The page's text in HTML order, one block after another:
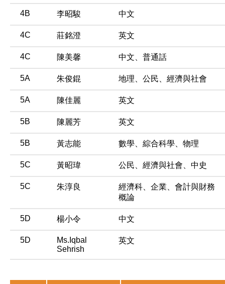
4B 李昭駿 中文
4C 莊銘澄 英文
4C 陳美馨 中文、普通話
5A 朱俊錕 地理、公民、經濟與社會
5A 陳佳麗 英文
5B 陳麗芳 英文
5B 黃志能 數學、綜合科學、物理
5C 黃昭瑋 公民、經濟與社會、中史
5C 朱淳良
經濟科、企業、會計與財務
概論
5D 楊小令 中文
5D
Ms.Iqbal
Sehrish
英文